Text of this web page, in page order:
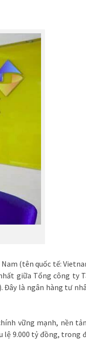
(tên quốc tế:
giữa Tổng công ty
Đây là ngân hàng tư
vững mạnh, nền
lệ 9.000 tỷ đồng, trong